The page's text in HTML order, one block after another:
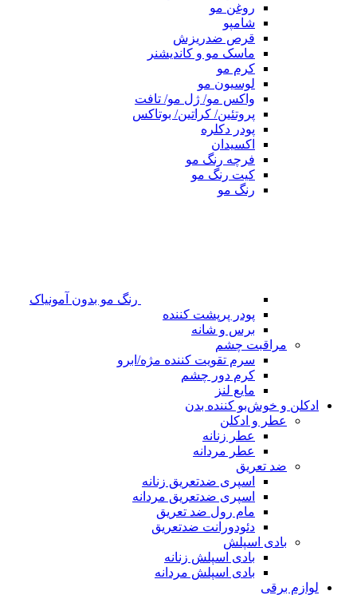
روغن مو
شامپو
قرص ضدریزش
ماسک مو و کاندیشنر
کرم مو
لوسیون مو
واکس مو/ ژل مو/ تافت
پروتئین/ کراتین/ بوتاکس
پودر دکلره
اکسیدان
فرچه رنگ مو
کیت رنگ مو
رنگ مو
رنگ مو بدون آمونیاک
پودر پرپشت کننده
برس و شانه
مراقبت چشم
سرم تقویت کننده مژه/ابرو
کرم دور چشم
مایع لنز
ادکلن و خوش‌بو کننده بدن
عطر و ادکلن
عطر زنانه
عطر مردانه
ضد تعریق
اسپری ضدتعریق زنانه
اسپری ضدتعریق مردانه
مام رول ضد تعریق
دئودورانت ضدتعریق
بادی اسپلش
بادی اسپلش زنانه
بادی اسپلش مردانه
لوازم برقی